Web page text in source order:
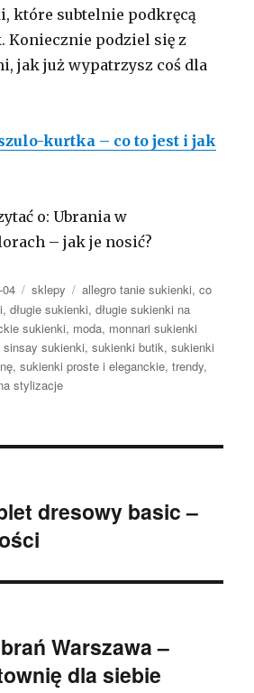
które subtelnie podkręcą
Koniecznie podziel się z
jak już wypatrzysz coś dla
kurtka – co to jest i jak
o: Ubrania w
– jak je nosić?
04 Kategorie
sklepy Tagi
allegro tanie sukienki,co
,długie sukienki,długie sukienki na
sukienki, moda, monnari sukienki
sinsay sukienki,sukienki butik,sukienki
,sukienki proste i eleganckie,trendy,
stylizacje
dresowy basic –
Warszawa –
dla siebie